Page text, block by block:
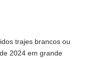
trajes brancos ou
2024 em grande